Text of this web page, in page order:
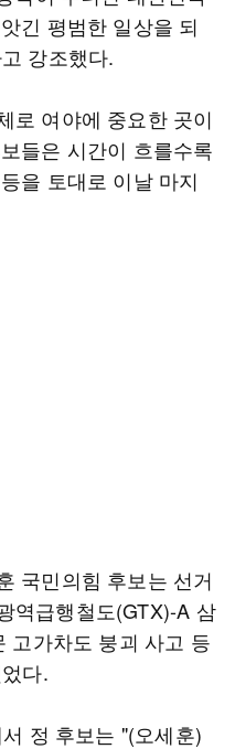
긴 평범한 일상을 되
강조했다.
로 여야에 중요한 곳이
들은 시간이 흐를수록
을 토대로 이날 마지
국민의힘 후보는 선거
역급행철도(GTX)-A 삼
고가차도 붕괴 사고 등
다.
정 후보는 "(오세훈)